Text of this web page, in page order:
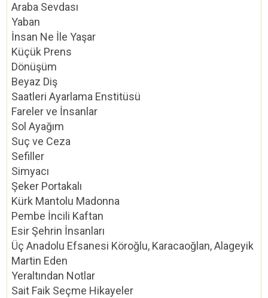
Araba Sevdası
Yaban
İnsan Ne İle Yaşar
Küçük Prens
Dönüşüm
Beyaz Diş
Saatleri Ayarlama Enstitüsü
Fareler ve İnsanlar
Sol Ayağım
Suç ve Ceza
Sefiller
Simyacı
Şeker Portakalı
Kürk Mantolu Madonna
Pembe İncili Kaftan
Esir Şehrin İnsanları
Üç Anadolu Efsanesi Köroğlu, Karacaoğlan, Alageyik
Martin Eden
Yeraltından Notlar
Sait Faik Seçme Hikayeler